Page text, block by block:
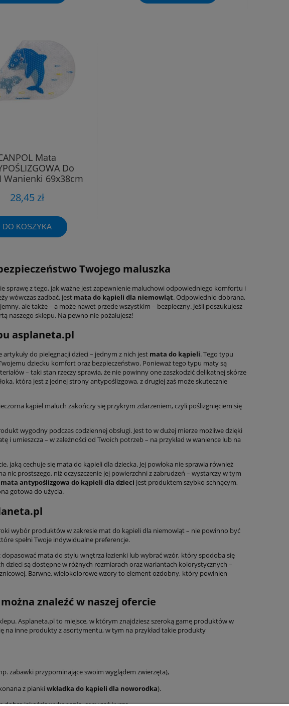
Mata
Do
Wanienki 69x38cm
28,45 zł
DO KOSZYKA
Twojego maluszka
sprawę z tego, jak ważne jest zapewnienie maluchowi odpowiedniego komfortu i
wówczas zadbać, jest mata do kąpieli dla niemowląt. Odpowiednio dobrana,
ale także – a może nawet przede wszystkim – bezpieczny. Jeśli poszukujesz
naszego sklepu. Na pewno nie pożałujesz!
asplaneta.pl
do pielęgnacji dzieci – jednym z nich jest mata do kąpieli. Tego typu
dziecku komfort oraz bezpieczeństwo. Ponieważ tego typu maty są
– taki stan rzeczy sprawia, że nie powinny one zaszkodzić delikatnej skórze
która jest z jednej strony antypoślizgowa, z drugiej zaś może skutecznie
kąpiel maluch zakończy się przykrym zdarzeniem, czyli poślizgnięciem się
wygodny podczas codziennej obsługi. Jest to w dużej mierze możliwe dzięki
umieszcza – w zależności od Twoich potrzeb – na przykład w wanience lub na
jaką cechuje się mata do kąpieli dla dziecka. Jej powłoka nie sprawia również
nic prostszego, niż oczyszczenie jej powierzchni z zabrudzeń – wystarczy w tym
mata antypoślizgowa do kąpieli dla dzieci jest produktem szybko schnącym,
gotowa do użycia.
wybór produktów w zakresie mat do kąpieli dla niemowląt – nie powinno być
spełni Twoje indywidualne preferencje.
mata do stylu wnętrza łazienki lub wybrać wzór, który spodoba się
dzieci są dostępne w różnych rozmiarach oraz wariantach kolorystycznych –
Barwne, wielokolorowe wzory to element ozdobny, który powinien
znaleźć w naszej ofercie
Asplaneta.pl to miejsce, w którym znajdziesz szeroką gamę produktów w
na inne produkty z asortymentu, w tym na przykład takie produkty
zabawki przypominające swoim wyglądem zwierzęta),
z pianki wkładka do kąpieli dla noworodka).